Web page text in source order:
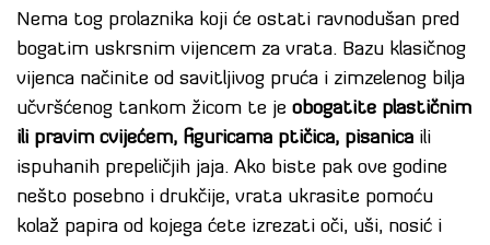
Nema tog prolaznika koji će ostati ravnodušan pred
bogatim uskrsnim vijencem za vrata. Bazu klasičnog
vijenca načinite od savitljivog pruća i zimzelenog bilja
učvršćenog tankom žicom te je obogatite plastičnim
ili pravim cvijećem, figuricama ptičica, pisanica ili
ispuhanih prepeličjih jaja. Ako biste pak ove godine
nešto posebno i drukčije, vrata ukrasite pomoću
kolaž papira od kojega ćete izrezati oči, uši, nosić i